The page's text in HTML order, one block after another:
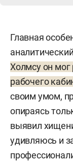
Главная
Холмсу он мог
рабочего
своим умом,
опираясь
выявил
удивляюсь и